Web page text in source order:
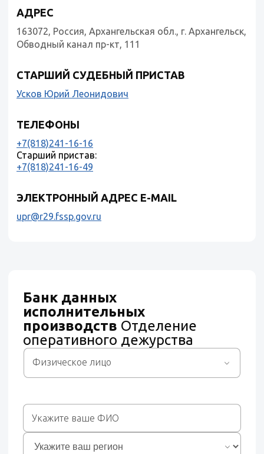
АДРЕС
163072, Россия, Архангельская обл., г. Архангельск,
Обводный канал пр-кт, 111
СТАРШИЙ СУДЕБНЫЙ ПРИСТАВ
Усков Юрий Леонидович
ТЕЛЕФОНЫ
+7(818)241-16-16
Старший пристав:
+7(818)241-16-49
ЭЛЕКТРОННЫЙ АДРЕС E-MAIL
upr@r29.fssp.gov.ru
Банк данных
исполнительных
производств Отделение
оперативного дежурства
Физическое лицо